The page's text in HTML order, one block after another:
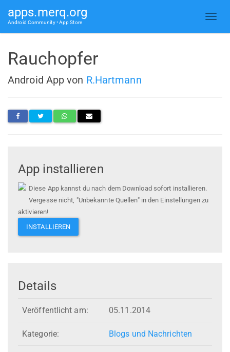
apps.merq.org
Android Community • App Store
Rauchopfer
Android App von R.Hartmann
App installieren
Diese App kannst du nach dem Download sofort installieren.
Vergesse nicht, "Unbekannte Quellen" in den Einstellungen zu
aktivieren!
INSTALLIEREN
Details
Veröffentlicht am: 05.11.2014
Kategorie: Blogs und Nachrichten